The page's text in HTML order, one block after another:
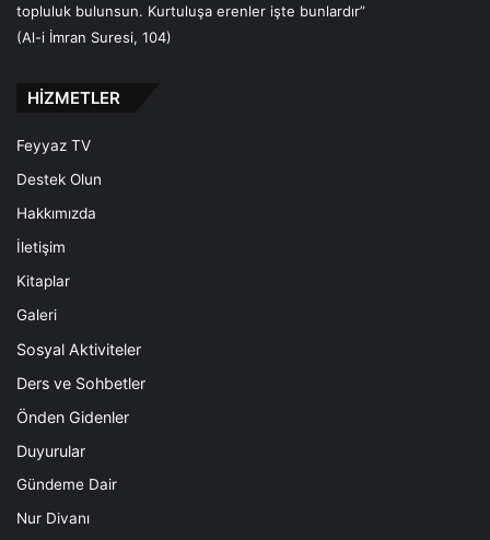
topluluk bulunsun. Kurtuluşa erenler işte bunlardır”
(Al-i İmran Suresi, 104)
HİZMETLER
Feyyaz TV
Destek Olun
Hakkımızda
İletişim
Kitaplar
Galeri
Sosyal Aktiviteler
Ders ve Sohbetler
Önden Gidenler
Duyurular
Gündeme Dair
Nur Divanı